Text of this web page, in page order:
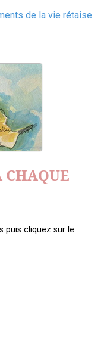
de la vie rétaise
CHAQUE
puis cliquez sur le